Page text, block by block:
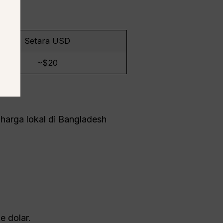
Setara USD
~$20
lokal di Bangladesh
dolar.